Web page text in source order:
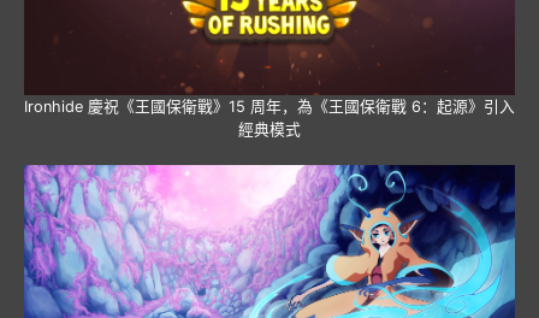
Ironhide 慶祝《王國保衛戰》15 周年，為《王國保衛戰 6：起源》引入
經典模式